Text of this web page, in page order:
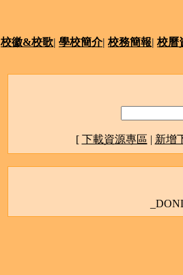
校徽&校歌| 學校簡介| 校務簡報| 校曆
[ 下載資源專區 | 新增